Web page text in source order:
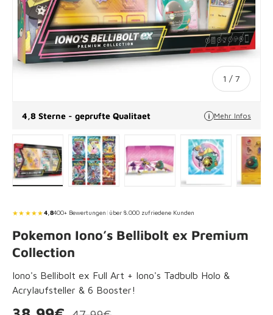
1 / von
7
4,8 Sterne - geprufte Qualitaet Mehr Infos
★★★★★4,8400+ Bewertungen | über 8.000 zufriedene Kunden
Pokemon Iono’s Bellibolt ex Premium
Collection
Iono's Bellibolt ex Full Art + Iono's Tadbulb Holo &
Acrylaufsteller & 6 Booster!
Normaler Preis